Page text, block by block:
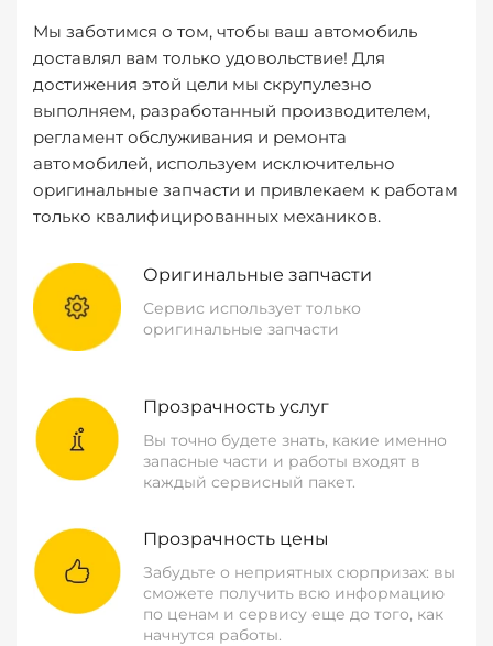
Мы заботимся о том, чтобы ваш автомобиль
доставлял вам только удовольствие! Для
достижения этой цели мы скрупулезно
выполняем, разработанный производителем,
регламент обслуживания и ремонта
автомобилей, используем исключительно
оригинальные запчасти и привлекаем к работам
только квалифицированных механиков.
Оригинальные запчасти
Сервис использует только
оригинальные запчасти
Прозрачность услуг
Вы точно будете знать, какие именно
запасные части и работы входят в
каждый сервисный пакет.
Прозрачность цены
Забудьте о неприятных сюрпризах: вы
сможете получить всю информацию
по ценам и сервису еще до того, как
начнутся работы.